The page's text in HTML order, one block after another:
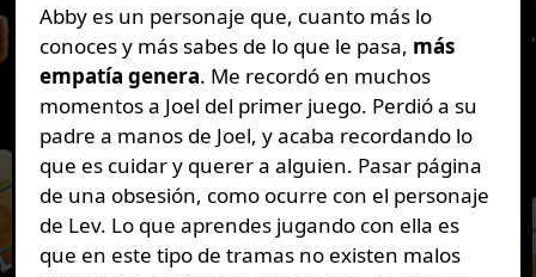
Abby es un personaje que, cuanto más lo
conoces y más sabes de lo que le pasa, más
empatía genera. Me recordó en muchos
momentos a Joel del primer juego. Perdió a su
padre a manos de Joel, y acaba recordando lo
que es cuidar y querer a alguien. Pasar página
de una obsesión, como ocurre con el personaje
de Lev. Lo que aprendes jugando con ella es
que en este tipo de tramas no existen malos